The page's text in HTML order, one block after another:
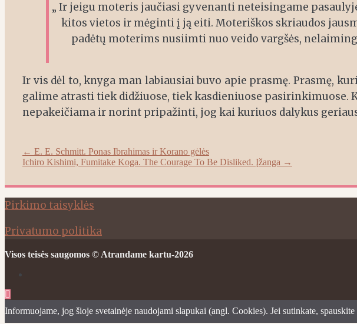
„ Ir jeigu moteris jaučiasi gyvenanti neteisingame
kitos vietos ir mėginti į ją eiti. Moteriškos skriaudos
padėtų moterims nusiimti nuo veido vargšės,
Ir vis dėl to, knyga man labiausiai buvo apie prasmę. Prasmę,
galime atrasti tiek didžiuose, tiek kasdieniuose pasirinkimuose.
nepakeičiama ir norint pripažinti, jog kai kuriuos dalykus
Post
navigation
← E. E. Schmitt. Ponas Ibrahimas ir Korano gėlės
Ichiro Kishimi, Fumitake Koga. The Courage To Be Disliked. Įžanga →
Pirkimo taisyklės
Privatumo politika
Visos teisės saugomos © Atrandame kartu-2026
Informuojame, jog šioje svetainėje naudojami slapukai (angl. Cookies). Jei sutinkate,